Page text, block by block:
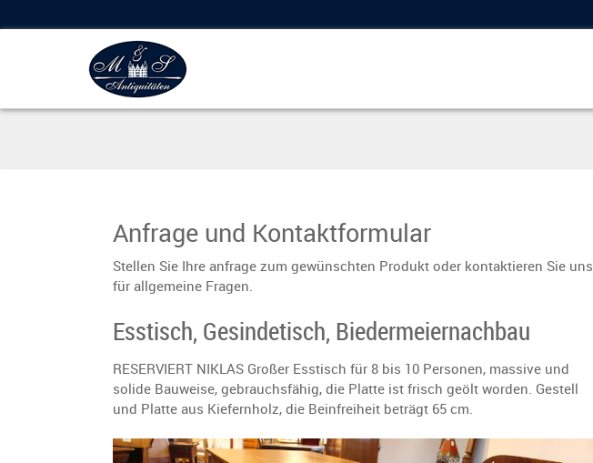
Anfrage und Kontaktformular
Stellen Sie Ihre anfrage zum gewünschten Produkt oder kontaktieren Sie uns
für allgemeine Fragen.
Esstisch, Gesindetisch, Biedermeiernachbau
RESERVIERT NIKLAS Großer Esstisch für 8 bis 10 Personen, massive und
solide Bauweise, gebrauchsfähig, die Platte ist frisch geölt worden. Gestell
und Platte aus Kiefernholz, die Beinfreiheit beträgt 65 cm.